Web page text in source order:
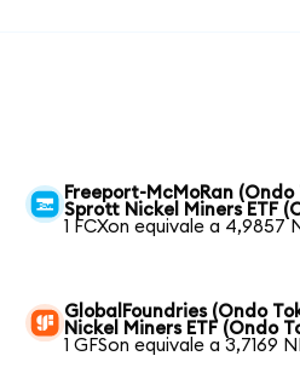
Freeport-McMoRan (Ondo
Sprott Nickel Miners ETF
1 FCXon equivale a 4,9857
GlobalFoundries (Ondo
Nickel Miners ETF (Ondo
1 GFSon equivale a 3,7169